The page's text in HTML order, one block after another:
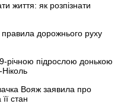
життя: як розпізнати
дорожнього руху
річною підрослою донькою
Вояж заявила про
стан